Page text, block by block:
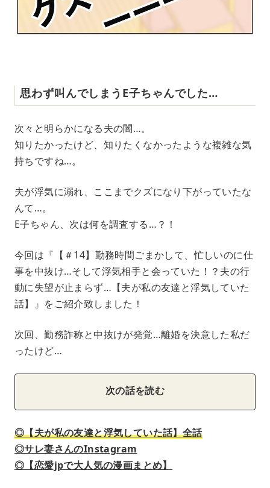
思わず叫んでしまうE子ちゃんでした…
次々と明らかになる夫の闇…。
知りたかったけど、知りたくなかったような複雑な気
持ちですね…。
夫が浮気に溺れ、ここまでクズになり下がっていたな
んて…。
E子ちゃん、次は何を調査する…？！
今回は『【＃14】勤務時間ごまかして、忙しいのに仕
事を中抜け…そして浮気相手と会っていた！？夫の行
動に失望が止まらず…【夫が私の友達と浮気していた
話】』をご紹介致しました！
次回、勤務詐称と中抜けが発覚…離婚を決意した私だ
ったけど…
次の話を読む
◎【夫が私の友達と浮気していた話】全話
◎サレ妻さんのInstagram
◎【恋愛jpで大人気の漫画まとめ】